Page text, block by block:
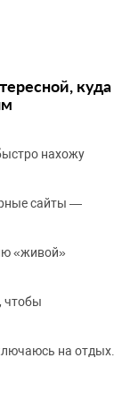
куда
нахожу
сайты —
«живой»
чтобы
на отдых.